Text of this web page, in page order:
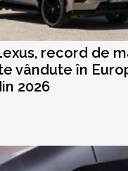
record de
vândute în
2026